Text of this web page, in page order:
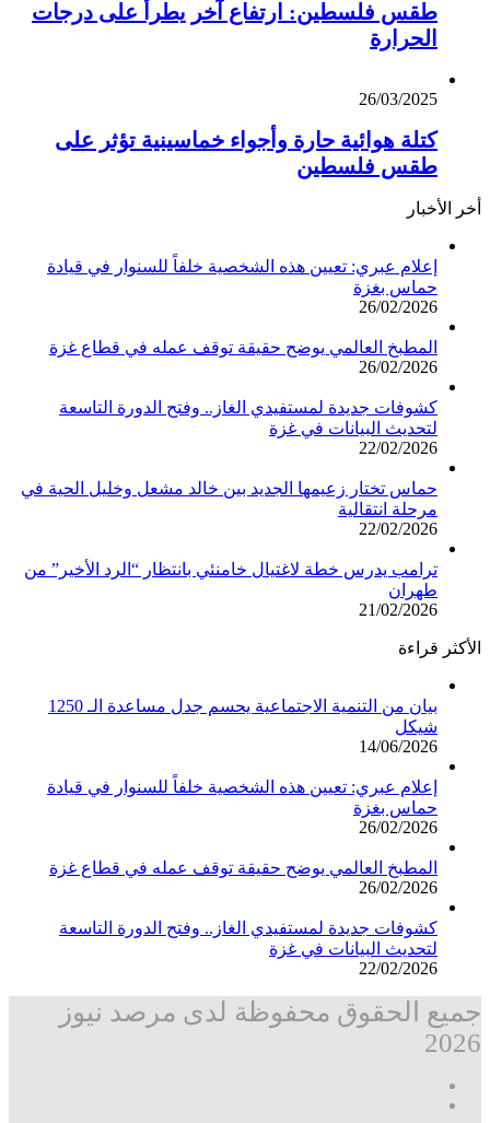
طقس فلسطين: ارتفاع آخر يطرأ على درجات
الحرارة
26/03/2025
كتلة هوائية حارة وأجواء خماسينية تؤثر على
طقس فلسطين
أخر الأخبار
إعلام عبري: تعيين هذه الشخصية خلفاً للسنوار في قيادة
حماس بغزة
26/02/2026
المطبخ العالمي يوضح حقيقة توقف عمله في قطاع غزة
26/02/2026
كشوفات جديدة لمستفيدي الغاز.. وفتح الدورة التاسعة
لتحديث البيانات في غزة
22/02/2026
حماس تختار زعيمها الجديد بين خالد مشعل وخليل الحية في
مرحلة انتقالية
22/02/2026
ترامب يدرس خطة لاغتيال خامنئي بانتظار “الرد الأخير” من
طهران
21/02/2026
الأكثر قراءة
بيان من التنمية الاجتماعية يحسم جدل مساعدة الـ 1250
شيكل
14/06/2026
إعلام عبري: تعيين هذه الشخصية خلفاً للسنوار في قيادة
حماس بغزة
26/02/2026
المطبخ العالمي يوضح حقيقة توقف عمله في قطاع غزة
26/02/2026
كشوفات جديدة لمستفيدي الغاز.. وفتح الدورة التاسعة
لتحديث البيانات في غزة
22/02/2026
جميع الحقوق محفوظة لدى مرصد نيوز
2026